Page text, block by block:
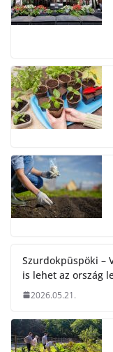
Szurdokpüspöki –
is lehet az ország
2026.05.21.